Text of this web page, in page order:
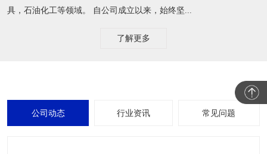
具，石油化工等领域。 自公司成立以来，始终坚...
了解更多
公司动态 行业资讯 常见问题